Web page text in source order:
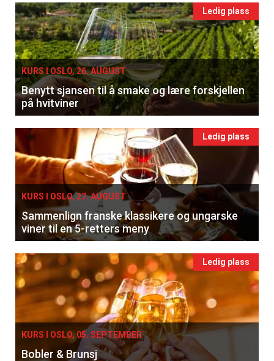
Ledig plass
KURS I OSLO, 26. AUGUST
Benytt sjansen til å smake og lære forskjellen
på hvitviner
Ledig plass
KURS I OSLO, 27. AUGUST
Sammenlign franske klassikere og ungarske
viner til en 5-retters meny
Ledig plass
KURS I OSLO, 05. SEPTEMBER
Bobler & Brunsj